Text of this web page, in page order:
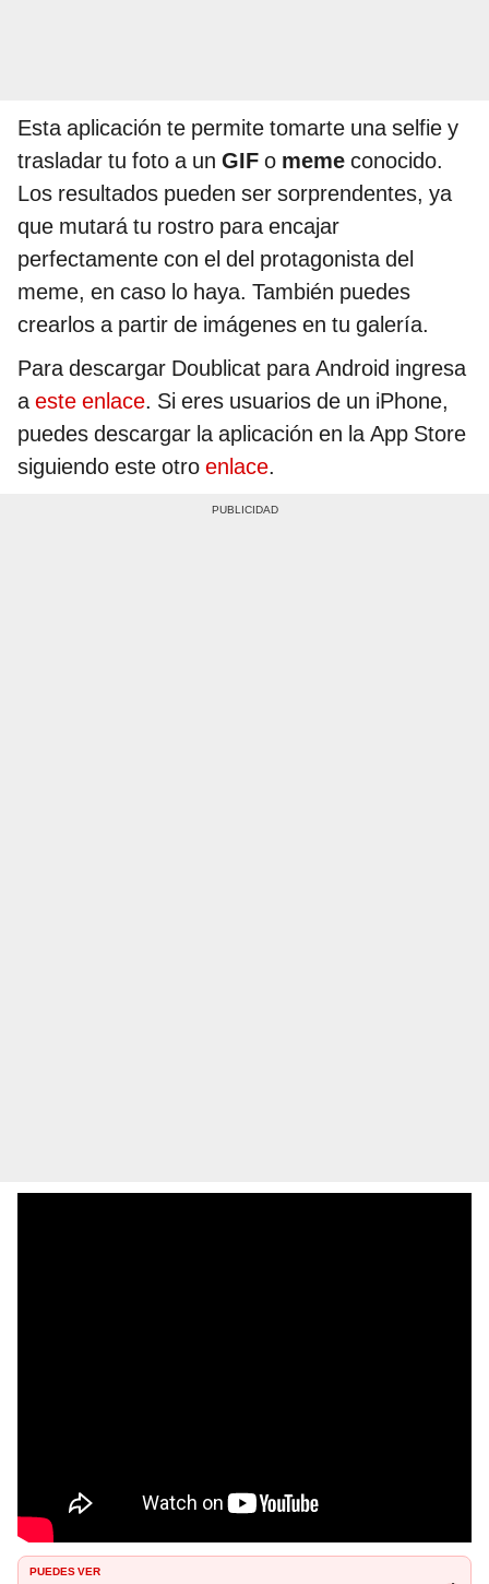
Esta aplicación te permite tomarte una selfie y
trasladar tu foto a un GIF o meme conocido.
Los resultados pueden ser sorprendentes, ya
que mutará tu rostro para encajar
perfectamente con el del protagonista del
meme, en caso lo haya. También puedes
crearlos a partir de imágenes en tu galería.
Para descargar Doublicat para Android ingresa
aeste enlace. Si eres usuarios de un iPhone,
puedes descargar la aplicación en la App Store
siguiendo este otro enlace.
PUEDES VER